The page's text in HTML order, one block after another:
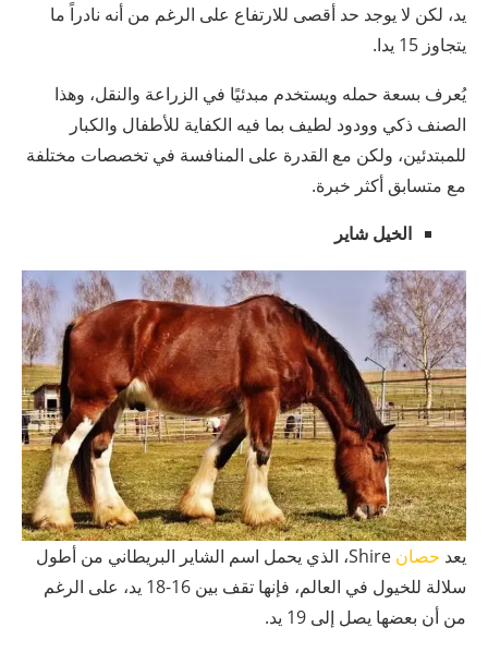
يد، لكن لا يوجد حد أقصى للارتفاع على الرغم من أنه نادراً ما
يتجاوز 15 يدا.
يُعرف بسعة حمله ويستخدم مبدئيًا في الزراعة والنقل، وهذا
الصنف ذكي وودود لطيف بما فيه الكفاية للأطفال والكبار
للمبتدئين، ولكن مع القدرة على المنافسة في تخصصات مختلفة
مع متسابق أكثر خبرة.
الخيل شاير
يعد حصان
Shire، الذي يحمل اسم الشاير البريطاني من أطول
سلالة للخيول في العالم، فإنها تقف بين 16-18 يد، على الرغم
من أن بعضها يصل إلى 19 يد.